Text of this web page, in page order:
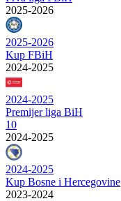
2025-2026
2025-2026
Kup FBiH
2024-2025
2024-2025
Premijer liga BiH
10
2024-2025
2024-2025
Kup Bosne i Hercegovine
2023-2024